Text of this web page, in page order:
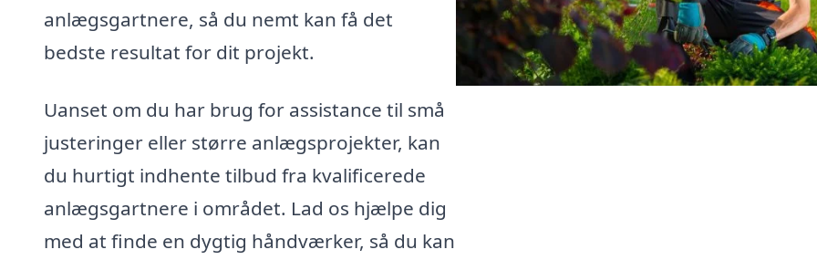
anlægsgartnere, så du nemt kan få det
bedste resultat for dit projekt.
Uanset om du har brug for assistance til små
justeringer eller større anlægsprojekter, kan
du hurtigt indhente tilbud fra kvalificerede
anlægsgartnere i området. Lad os hjælpe dig
med at finde en dygtig håndværker, så du kan